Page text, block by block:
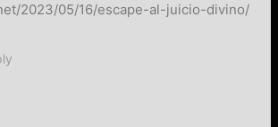
2023/05/16/escape-al-juicio-divino/